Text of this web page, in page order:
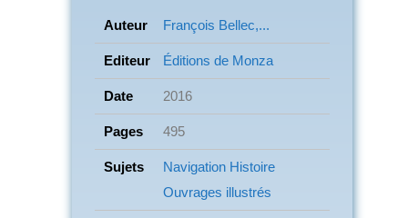
Auteur François Bellec,...
Editeur Éditions de Monza
Date 2016
Pages 495
Sujets Navigation Histoire
Ouvrages illustrés